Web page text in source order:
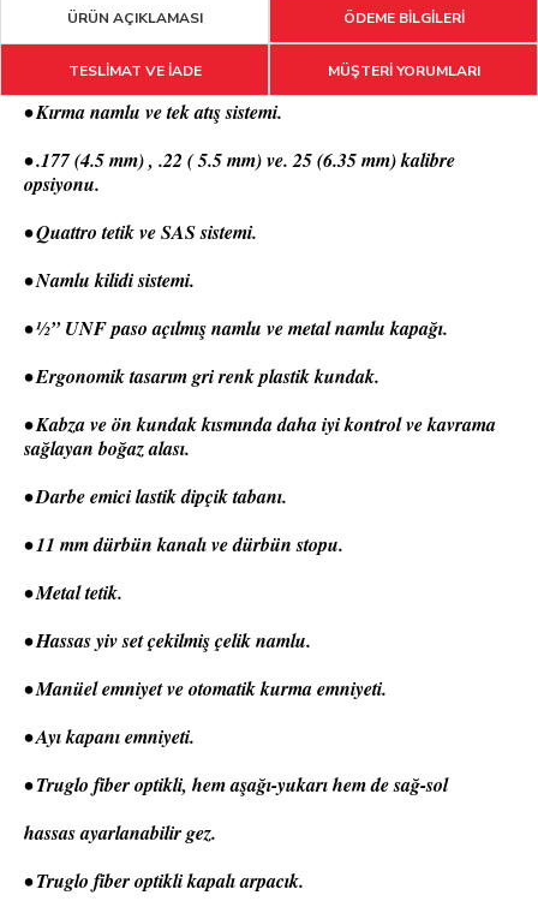
ÜRÜN AÇIKLAMASI ÖDEME BİLGİLERİ
TESLİMAT VE İADE MÜŞTERİ YORUMLARI
• Kırma namlu ve tek atış sistemi.
• .177 (4.5 mm) , .22 ( 5.5 mm) ve. 25 (6.35 mm) kalibre
opsiyonu.
• Quattro tetik ve SAS sistemi.
• Namlu kilidi sistemi.
• ½” UNF paso açılmış namlu ve metal namlu kapağı.
• Ergonomik tasarım gri renk plastik kundak.
• Kabza ve ön kundak kısmında daha iyi kontrol ve kavrama
sağlayan boğaz alası.
• Darbe emici lastik dipçik tabanı.
• 11 mm dürbün kanalı ve dürbün stopu.
• Metal tetik.
• Hassas yiv set çekilmiş çelik namlu.
• Manüel emniyet ve otomatik kurma emniyeti.
• Ayı kapanı emniyeti.
• Truglo fiber optikli, hem aşağı-yukarı hem de sağ-sol
hassas ayarlanabilir gez.
• Truglo fiber optikli kapalı arpacık.